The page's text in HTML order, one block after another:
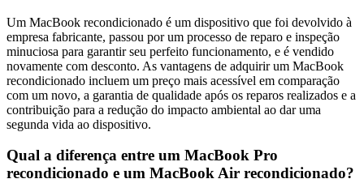
Um MacBook recondicionado é um dispositivo que foi devolvido à
empresa fabricante, passou por um processo de reparo e inspeção
minuciosa para garantir seu perfeito funcionamento, e é vendido
novamente com desconto. As vantagens de adquirir um MacBook
recondicionado incluem um preço mais acessível em comparação
com um novo, a garantia de qualidade após os reparos realizados e a
contribuição para a redução do impacto ambiental ao dar uma
segunda vida ao dispositivo.
Qual a diferença entre um MacBook Pro
recondicionado e um MacBook Air recondicionado?